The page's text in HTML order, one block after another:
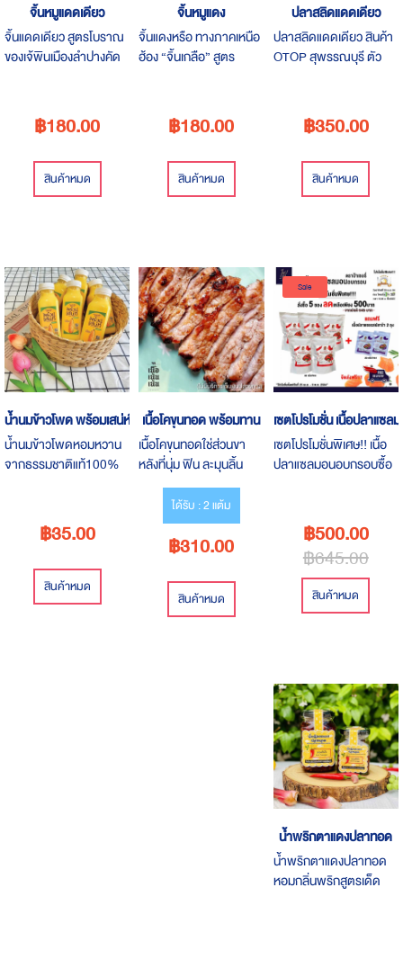
จิ้นหมูแดดเดียว
จิ้นแดดเดียว สูตรโบราณ
ของเจ้พินเมืองลำปางคัด
ไอความหอมของเตาถ่าน
ผ่านกรรมวิธีที่สะอาดและ
฿180.00
สินค้าหมด
จิ้นหมูแดง
จิ้นแดงหรือ ทางภาคเหนือ
ฮ้อง “จิ้นเกลือ” สูตร
หมูแดดเดียว ทานกับอะไร
ก็อร่อยนะ฿180.00
สินค้าหมด
ปลาสลิดแดดเดียว
ปลาสลิดแดดเดียว สินค้า
OTOP สุพรรณบุรี ตัว
สะอาด ได้มาตรฐาน อย.
฿350.00
สินค้าหมด
น้ำนมข้าวโพด พร้อมเสน่ห์
น้ำนมข้าวโพดหอมหวาน
จากธรรมชาติแท้100%
฿35.00
สินค้าหมด
เนื้อโคขุนทอด พร้อมทาน
เนื้อโคขุนทอดใช่ส่วนขา
หลังที่นุ่ม ฟิน ละมุนลิ้น
หมักด้วยสูตรต้นตำรับ
มุสลิมแท้ๆ เป็นสินค้าฮา
ลาล 100%
ได้รับ : 2 แต้ม
฿310.00
สินค้าหมด
Sale
เซตโปรโมชั่น เนื้อปลาแซ
เซตโปรโมชั่นพิเศษ!! เนื้อ
ปลาแซลมอนอบกรอบซื้อ
แถมเนื้อปลาแซลมอนรส
ปลาร้า 2 ซองจัดส่งฟรี!!!
เฉพาะลูกค้า ไทยมีดี.com
เท่านั้น เนื้อปลาแซลมอน
อบกรอบผลิตจากเนื้อปลา
นำมาทาานได้ หลายวิธี
เช่น ทานเป็นอาหารทาน
เล่น,คลุกผงปรุงรสเพื่อ
เพิ่มรสชาติ หรือบด
ละเอียดโรยข้าวมีโอเมก้า 3
โปรตีนสูง แคลอรี่ต่ำบรรจุ
1 ซอง 40 กรัม มีตรา
ทานได้
฿500.00
฿645.00
สินค้าหมด
น้ำพริกตาแดงปลาทอด
น้ำพริกตาแดงปลาทอด
หอมกลิ่นพริกสูตรเด็ด